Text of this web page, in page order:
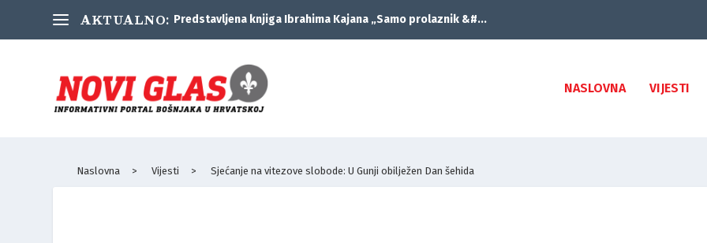
AKTUALNO: Predstavljena knjiga Ibrahima Kajana „Samo prolaznik &#...
NASLOVNA VIJESTI
Naslovna > Vijesti > Sjećanje na vitezove slobode: U Gunji obilježen Dan šehida